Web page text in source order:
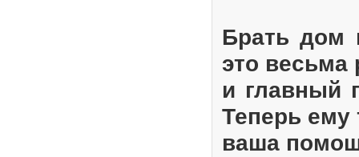
Брать дом
это весьма
и главный
Теперь ему
ваша